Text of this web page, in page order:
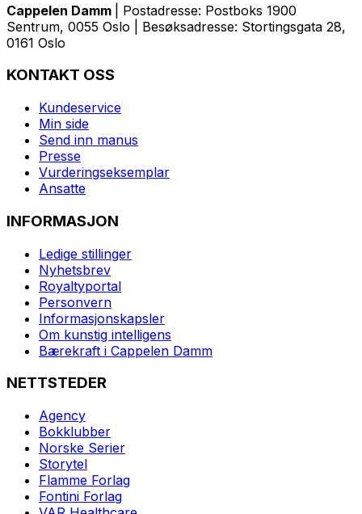
Cappelen Damm
| Postadresse: Postboks 1900
Sentrum, 0055 Oslo | Besøksadresse: Stortingsgata 28,
0161 Oslo
KONTAKT OSS
Kundeservice
Min side
Send inn manus
Presse
Vurderingseksemplar
Ansatte
INFORMASJON
Ledige stillinger
Nyhetsbrev
Royaltyportal
Personvern
Informasjonskapsler
Om kunstig intelligens
Bærekraft i Cappelen Damm
NETTSTEDER
Agency
Bokklubber
Norske Serier
Storytel
Flamme Forlag
Fontini Forlag